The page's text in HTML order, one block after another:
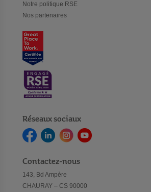
Notre politique RSE
Nos partenaires
Réseaux sociaux
Contactez-nous
143, Bd Ampère
CHAURAY – CS 90000